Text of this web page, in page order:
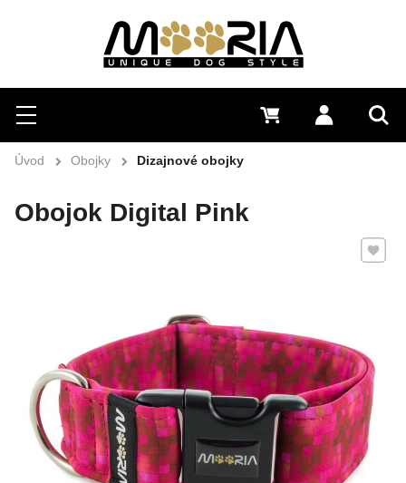
Hľadať
Menu Prihlásiť
0 €
Úvod Obojky Dizajnové obojky
Obojok Digital Pink
Pridať